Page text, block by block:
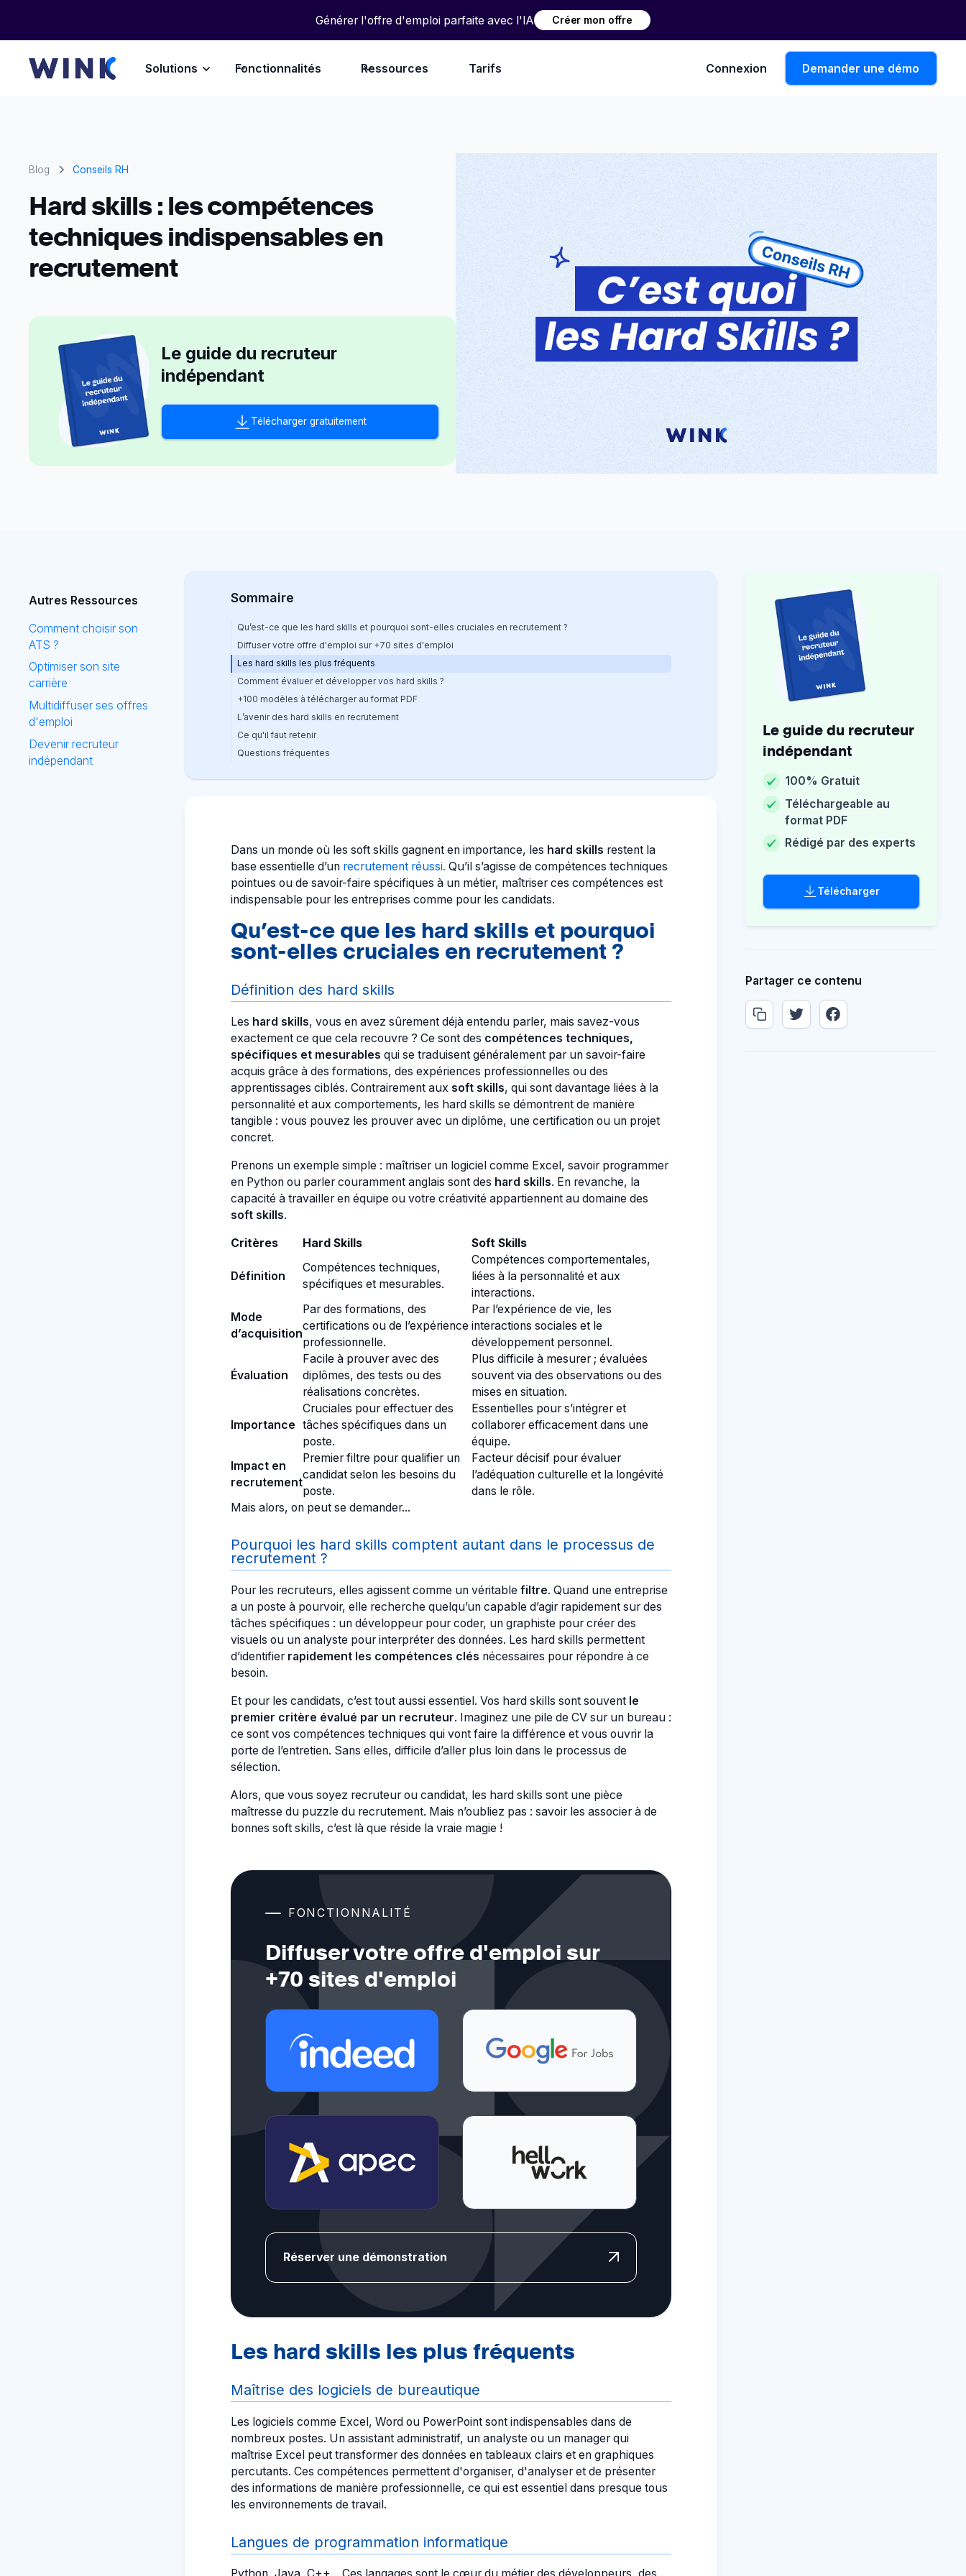
Générer l'offre d'emploi parfaite avec l'IA Créer mon offre
Solutions Fonctionnalités Ressources Tarifs Connexion Demander une démo
Blog Conseils RH
Hard skills : les compétences
techniques indispensables en
recrutement
Le guide du recruteur
indépendant
Télécharger gratuitement
Autres Ressources
Comment choisir son
ATS ?
Optimiser son site
carrière
Multidiffuser ses offres
d'emploi
Devenir recruteur
indépendant
Sommaire
Qu’est-ce que les hard skills et pourquoi sont-elles cruciales en recrutement ?
Diffuser votre offre d'emploi sur +70 sites d'emploi
Les hard skills les plus fréquents
Comment évaluer et développer vos hard skills ?
+100 modèles à télécharger au format PDF
L’avenir des hard skills en recrutement
Ce qu'il faut retenir
Questions fréquentes
Dans un monde où les soft skills gagnent en importance, les hard skills restent la
base essentielle d’un recrutement réussi. Qu’il s’agisse de compétences techniques
pointues ou de savoir-faire spécifiques à un métier, maîtriser ces compétences est
indispensable pour les entreprises comme pour les candidats.
Qu’est-ce que les hard skills et pourquoi
sont-elles cruciales en recrutement ?
Définition des hard skills
Les hard skills, vous en avez sûrement déjà entendu parler, mais savez-vous
exactement ce que cela recouvre ? Ce sont des compétences techniques,
spécifiques et mesurables qui se traduisent généralement par un savoir-faire
acquis grâce à des formations, des expériences professionnelles ou des
apprentissages ciblés. Contrairement aux soft skills, qui sont davantage liées à la
personnalité et aux comportements, les hard skills se démontrent de manière
tangible : vous pouvez les prouver avec un diplôme, une certification ou un projet
concret.
Prenons un exemple simple : maîtriser un logiciel comme Excel, savoir programmer
en Python ou parler couramment anglais sont des hard skills. En revanche, la
capacité à travailler en équipe ou votre créativité appartiennent au domaine des
soft skills.
Critères Hard Skills Soft Skills
Définition
Compétences techniques,
spécifiques et mesurables.
Compétences comportementales,
liées à la personnalité et aux
interactions.
Mode
d’acquisition
Par des formations, des
certifications ou de l’expérience
professionnelle.
Par l’expérience de vie, les
interactions sociales et le
développement personnel.
Évaluation
Facile à prouver avec des
diplômes, des tests ou des
réalisations concrètes.
Plus difficile à mesurer ; évaluées
souvent via des observations ou des
mises en situation.
Importance
Cruciales pour effectuer des
tâches spécifiques dans un
poste.
Essentielles pour s’intégrer et
collaborer efficacement dans une
équipe.
Impact en
recrutement
Premier filtre pour qualifier un
candidat selon les besoins du
poste.
Facteur décisif pour évaluer
l’adéquation culturelle et la longévité
dans le rôle.
Mais alors, on peut se demander...
Pourquoi les hard skills comptent autant dans le processus de
recrutement ?
Pour les recruteurs, elles agissent comme un véritable filtre. Quand une entreprise
a un poste à pourvoir, elle recherche quelqu’un capable d’agir rapidement sur des
tâches spécifiques : un développeur pour coder, un graphiste pour créer des
visuels ou un analyste pour interpréter des données. Les hard skills permettent
d’identifier rapidement les compétences clés nécessaires pour répondre à ce
besoin.
Et pour les candidats, c’est tout aussi essentiel. Vos hard skills sont souvent le
premier critère évalué par un recruteur. Imaginez une pile de CV sur un bureau :
ce sont vos compétences techniques qui vont faire la différence et vous ouvrir la
porte de l’entretien. Sans elles, difficile d’aller plus loin dans le processus de
sélection.
Alors, que vous soyez recruteur ou candidat, les hard skills sont une pièce
maîtresse du puzzle du recrutement. Mais n’oubliez pas : savoir les associer à de
bonnes soft skills, c’est là que réside la vraie magie !
FONCTIONNALITÉ
Diffuser votre offre d'emploi sur
+70 sites d'emploi
Réserver une démonstration
Les hard skills les plus fréquents
Maîtrise des logiciels de bureautique
Les logiciels comme Excel, Word ou PowerPoint sont indispensables dans de
nombreux postes. Un assistant administratif, un analyste ou un manager qui
maîtrise Excel peut transformer des données en tableaux clairs et en graphiques
percutants. Ces compétences permettent d'organiser, d'analyser et de présenter
des informations de manière professionnelle, ce qui est essentiel dans presque tous
les environnements de travail.
Langues de programmation informatique
Le guide du recruteur
indépendant
100% Gratuit
Téléchargeable au
format PDF
Rédigé par des experts
Télécharger
Partager ce contenu